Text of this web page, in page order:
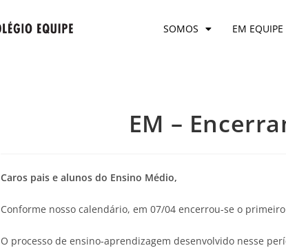
SOMOS EM EQUIPE
EM –
Caros pais e alunos do Ensino Médio,
Conforme nosso calendário, em 07/04 encerrou-se o
O processo de ensino-aprendizagem desenvolvido nesse